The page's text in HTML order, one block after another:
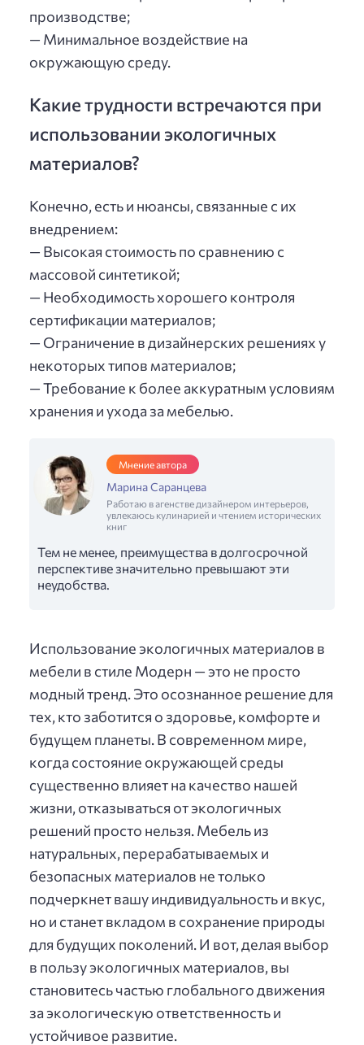
производстве;
— Минимальное воздействие на
окружающую среду.
Какие трудности встречаются при
использовании экологичных
материалов?
Конечно, есть и нюансы, связанные с их
внедрением:
— Высокая стоимость по сравнению с
массовой синтетикой;
— Необходимость хорошего контроля
сертификации материалов;
— Ограничение в дизайнерских решениях у
некоторых типов материалов;
— Требование к более аккуратным условиям
хранения и ухода за мебелью.
Мнение автора
Марина Саранцева
Работаю в агенстве дизайнером интерьеров,
увлекаюсь кулинарией и чтением исторических
книг
Тем не менее, преимущества в долгосрочной
перспективе значительно превышают эти
неудобства.
Использование экологичных материалов в
мебели в стиле Модерн — это не просто
модный тренд. Это осознанное решение для
тех, кто заботится о здоровье, комфорте и
будущем планеты. В современном мире,
когда состояние окружающей среды
существенно влияет на качество нашей
жизни, отказываться от экологичных
решений просто нельзя. Мебель из
натуральных, перерабатываемых и
безопасных материалов не только
подчеркнет вашу индивидуальность и вкус,
но и станет вкладом в сохранение природы
для будущих поколений. И вот, делая выбор
в пользу экологичных материалов, вы
становитесь частью глобального движения
за экологическую ответственность и
устойчивое развитие.